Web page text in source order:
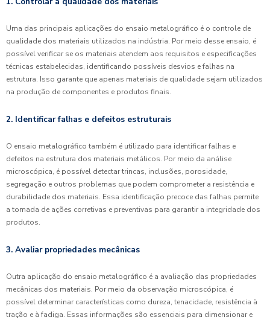
Uma das principais aplicações do ensaio metalográfico é o controle de
qualidade dos materiais utilizados na indústria. Por meio desse ensaio, é
possível verificar se os materiais atendem aos requisitos e especificações
técnicas estabelecidas, identificando possíveis desvios e falhas na
estrutura. Isso garante que apenas materiais de qualidade sejam utilizados
na produção de componentes e produtos finais.
2. Identificar falhas e defeitos estruturais
O ensaio metalográfico também é utilizado para identificar falhas e
defeitos na estrutura dos materiais metálicos. Por meio da análise
microscópica, é possível detectar trincas, inclusões, porosidade,
segregação e outros problemas que podem comprometer a resistência e
durabilidade dos materiais. Essa identificação precoce das falhas permite
a tomada de ações corretivas e preventivas para garantir a integridade dos
produtos.
3. Avaliar propriedades mecânicas
Outra aplicação do ensaio metalográfico é a avaliação das propriedades
mecânicas dos materiais. Por meio da observação microscópica, é
possível determinar características como dureza, tenacidade, resistência à
tração e à fadiga. Essas informações são essenciais para dimensionar e